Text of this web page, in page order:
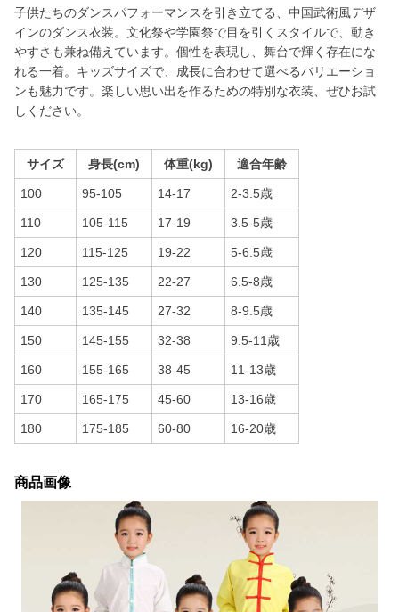
子供たちのダンスパフォーマンスを引き立てる、中国武術風デザ
インのダンス衣装。文化祭や学園祭で目を引くスタイルで、動き
やすさも兼ね備えています。個性を表現し、舞台で輝く存在にな
れる一着。キッズサイズで、成長に合わせて選べるバリエーショ
ンも魅力です。楽しい思い出を作るための特別な衣装、ぜひお試
しください。
サイズ 身長(cm) 体重(kg) 適合年齢
100 95-105 14-17 2-3.5歳
110 105-115 17-19 3.5-5歳
120 115-125 19-22 5-6.5歳
130 125-135 22-27 6.5-8歳
140 135-145 27-32 8-9.5歳
150 145-155 32-38 9.5-11歳
160 155-165 38-45 11-13歳
170 165-175 45-60 13-16歳
180 175-185 60-80 16-20歳
商品画像